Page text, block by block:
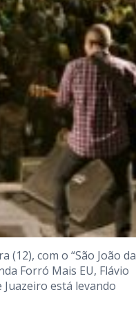
com o “São João da
Forró Mais EU, Flávio
está levando